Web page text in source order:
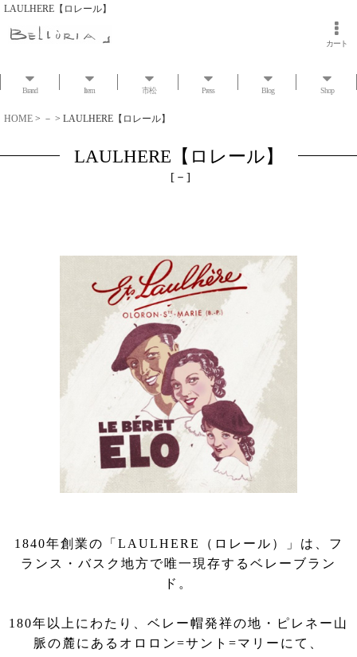
LAULHERE【ロレール】
カート
Brand Item 市松 Press Blog Shop
HOME > － > LAULHERE【ロレール】
LAULHERE【ロレール】
[ － ]
1840年創業の「LAULHERE（ロレール）」は、フ
ランス・バスク地方で唯一現存するベレーブラン
ド。
180年以上にわたり、ベレー帽発祥の地・ピレネー山
脈の麓にあるオロロン=サント=マリーにて、